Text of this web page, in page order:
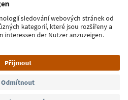
nás Tisk
MICE
údajů
Podmínky a ujednání
Tiráž